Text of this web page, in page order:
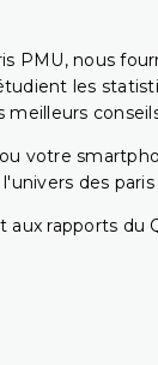
PMU, nous
les
votre
des paris
aux rapports du